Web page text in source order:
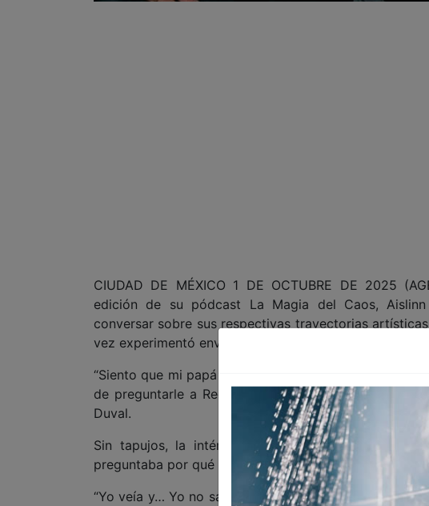
CIUDAD DE MÉXICO 1 DE OCTUBRE DE 2025
edición de su pódcast La Magia del Caos,
conversar sobre sus respectivas trayectorias
vez experimentó envidia hacia Regina por su papel de
“Siento que mi papá se basó un poco en mí para
de preguntarle a Regina cómo había sido interpretar
Duval.
Sin tapujos, la intérprete comentó que, al
preguntaba por qué ella no obtendría oportunidades
“Yo veía y… Yo no sabía que quería ser actriz, pero sí